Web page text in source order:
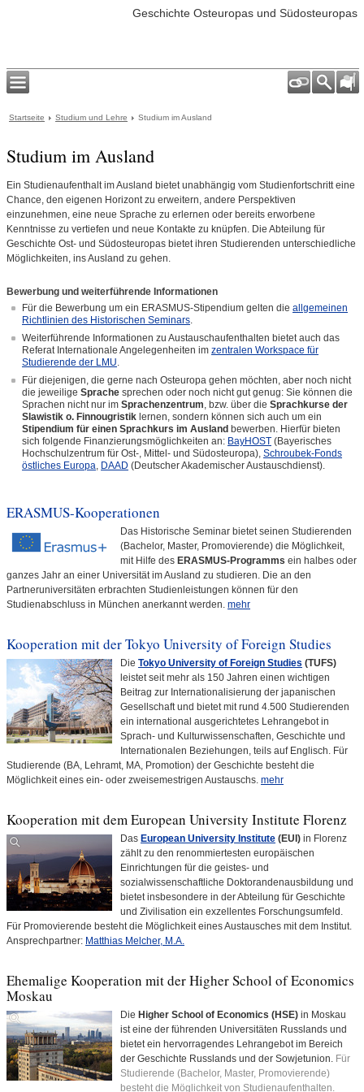
Geschichte Osteuropas und Südosteuropas
Startseite Studium und Lehre Studium im Ausland
Studium im Ausland
Ein Studienaufenthalt im Ausland bietet unabhängig vom Studienfortschritt eine
Chance, den eigenen Horizont zu erweitern, andere Perspektiven
einzunehmen, eine neue Sprache zu erlernen oder bereits erworbene
Kenntnisse zu vertiefen und neue Kontakte zu knüpfen. Die Abteilung für
Geschichte Ost- und Südosteuropas bietet ihren Studierenden unterschiedliche
Möglichkeiten, ins Ausland zu gehen.
Bewerbung und weiterführende Informationen
Für die Bewerbung um ein ERASMUS-Stipendium gelten die allgemeinen
Richtlinien des Historischen Seminars.
Weiterführende Informationen zu Austauschaufenthalten bietet auch das
Referat Internationale Angelegenheiten im zentralen Workspace für
Studierende der LMU.
Für diejenigen, die gerne nach Osteuropa gehen möchten, aber noch nicht
die jeweilige Sprache sprechen oder noch nicht gut genug: Sie können die
Sprachen nicht nur im Sprachenzentrum, bzw. über die Sprachkurse der
Slawistik o. Finnougristik lernen, sondern können sich auch um ein
Stipendium für einen Sprachkurs im Ausland bewerben. Hierfür bieten
sich folgende Finanzierungsmöglichkeiten an: BayHOST (Bayerisches
Hochschulzentrum für Ost-, Mittel- und Südosteuropa), Schroubek-Fonds
östliches Europa, DAAD (Deutscher Akademischer Austauschdienst).
ERASMUS-Kooperationen
Das Historische Seminar bietet seinen Studierenden
(Bachelor, Master, Promovierende) die Möglichkeit,
mit Hilfe des ERASMUS-Programms ein halbes oder
ganzes Jahr an einer Universität im Ausland zu studieren. Die an den
Partneruniversitäten erbrachten Studienleistungen können für den
Studienabschluss in München anerkannt werden. mehr
Kooperation mit der Tokyo University of Foreign Studies
Die Tokyo University of Foreign Studies (TUFS)
leistet seit mehr als 150 Jahren einen wichtigen
Beitrag zur Internationalisierung der japanischen
Gesellschaft und bietet mit rund 4.500 Studierenden
ein international ausgerichtetes Lehrangebot in
Sprach- und Kulturwissenschaften, Geschichte und
Internationalen Beziehungen, teils auf Englisch. Für
Studierende (BA, Lehramt, MA, Promotion) der Geschichte besteht die
Möglichkeit eines ein- oder zweisemestrigen Austauschs. mehr
Kooperation mit dem European University Institute Florenz
Das European University Institute (EUI) in Florenz
zählt zu den renommiertesten europäischen
Einrichtungen für die geistes- und
sozialwissenschaftliche Doktorandenausbildung und
bietet insbesondere in der Abteilung für Geschichte
und Zivilisation ein exzellentes Forschungsumfeld.
Für Promovierende besteht die Möglichkeit eines Austausches mit dem Institut.
Ansprechpartner: Matthias Melcher, M.A.
Ehemalige Kooperation mit der Higher School of Economics
Moskau
Die Higher School of Economics (HSE) in Moskau
ist eine der führenden Universitäten Russlands und
bietet ein hervorragendes Lehrangebot im Bereich
der Geschichte Russlands und der Sowjetunion. Für
Studierende (Bachelor, Master, Promovierende)
besteht die Möglichkeit von Studienaufenthalten.